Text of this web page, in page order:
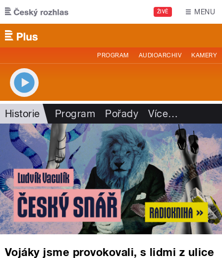
Přejít k hlavnímu obsahu
ŽIVĚ MENU
PROGRAM AUDIOARCHIV KAMERY
Historie Program Pořady Více…
Vojáky jsme provokovali, s lidmi z ulice